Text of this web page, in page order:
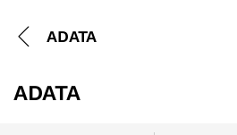
ADATA
ADATA